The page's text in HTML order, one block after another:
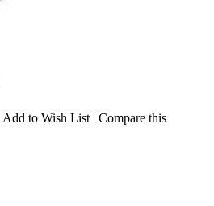
Add to Wish List | Compare this